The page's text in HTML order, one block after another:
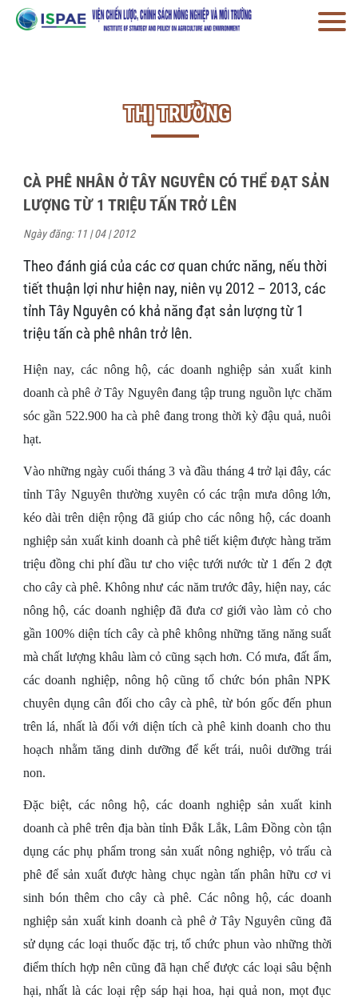
THỊ TRƯỜNG
CÀ PHÊ NHÂN Ở TÂY NGUYÊN CÓ THỂ ĐẠT SẢN
LƯỢNG TỪ 1 TRIỆU TẤN TRỞ LÊN
Ngày đăng: 11 | 04 | 2012
Theo đánh giá của các cơ quan chức năng, nếu thời
tiết thuận lợi như hiện nay, niên vụ 2012 – 2013, các
tỉnh Tây Nguyên có khả năng đạt sản lượng từ 1
triệu tấn cà phê nhân trở lên.
Hiện nay, các nông hộ, các doanh nghiệp sản xuất kinh
doanh cà phê ở Tây Nguyên đang tập trung nguồn lực chăm
sóc gần 522.900 ha cà phê đang trong thời kỳ đậu quả, nuôi
hạt.
Vào những ngày cuối tháng 3 và đầu tháng 4 trở lại đây, các
tỉnh Tây Nguyên thường xuyên có các trận mưa dông lớn,
kéo dài trên diện rộng đã giúp cho các nông hộ, các doanh
nghiệp sản xuất kinh doanh cà phê tiết kiệm được hàng trăm
triệu đồng chi phí đầu tư cho việc tưới nước từ 1 đến 2 đợt
cho cây cà phê. Không như các năm trước đây, hiện nay, các
nông hộ, các doanh nghiệp đã đưa cơ giới vào làm cỏ cho
gần 100% diện tích cây cà phê không những tăng năng suất
mà chất lượng khâu làm cỏ cũng sạch hơn. Có mưa, đất ẩm,
các doanh nghiệp, nông hộ cũng tổ chức bón phân NPK
chuyên dụng cân đối cho cây cà phê, từ bón gốc đến phun
trên lá, nhất là đối với diện tích cà phê kinh doanh cho thu
hoạch nhằm tăng dinh dưỡng để kết trái, nuôi dưỡng trái
non.
Đặc biệt, các nông hộ, các doanh nghiệp sản xuất kinh
doanh cà phê trên địa bàn tỉnh Đắk Lắk, Lâm Đồng còn tận
dụng các phụ phẩm trong sản xuất nông nghiệp, vỏ trấu cà
phê để sản xuất được hàng chục ngàn tấn phân hữu cơ vi
sinh bón thêm cho cây cà phê. Các nông hộ, các doanh
nghiệp sản xuất kinh doanh cà phê ở Tây Nguyên cũng đã
sử dụng các loại thuốc đặc trị, tổ chức phun vào những thời
điểm thích hợp nên cũng đã hạn chế được các loại sâu bệnh
hại, nhất là các loại rệp sáp hại hoa, hại quả non, mọt đục